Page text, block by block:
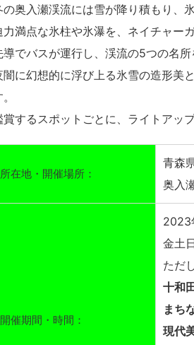
の奥入瀬渓流には雪が降り積もり、
力満点な氷柱や氷瀑を、ネイチャー
導でバスが運行し、渓流の5つの名所
闇に幻想的に浮び上る氷雪の造形美
賞するスポットごとに、ライトアッ
所在地・開催場所：
青森
奥入
開催期間・時間：
2023
金土
ただ
十和
まち
現代